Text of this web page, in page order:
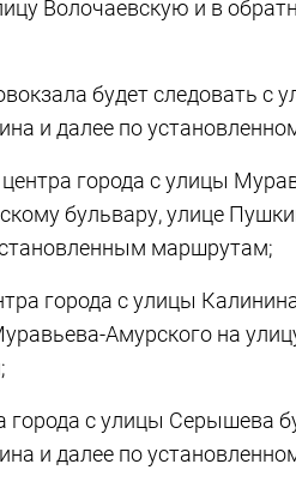
Волочаевскую и в
будет следовать с
и далее по
города с улицы
бульвару, улице
маршрутам;
города с улицы
Амурского на
с улицы Серышева
и далее по